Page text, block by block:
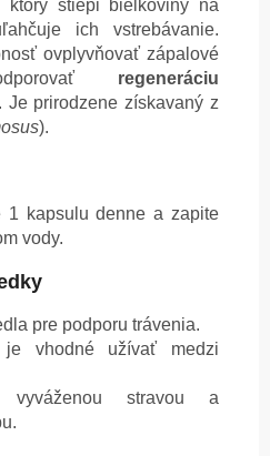
ktorý štiepi bielkoviny na
ich vstrebávanie.
ovplyvňovať zápalové
regeneráciu
Je prirodzene získavaný z
).
1 kapsulu denne a zapite
vody.
pre podporu trávenia.
je vhodné užívať medzi
vyváženou stravou a